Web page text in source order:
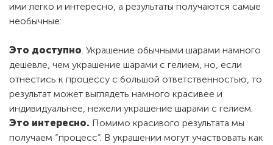
ими легко и интересно, а результаты получаются самые
необычные:
Это доступно. Украшение обычными шарами намного
дешевле, чем украшение шарами с гелием, но, если
отнестись к процессу с большой ответственностью, то
результат может выглядеть намного красивее и
индивидуальнее, нежели украшение шарами с гелием.
Это интересно. Помимо красивого результата мы
получаем “процесс”. В украшении могут участвовать как